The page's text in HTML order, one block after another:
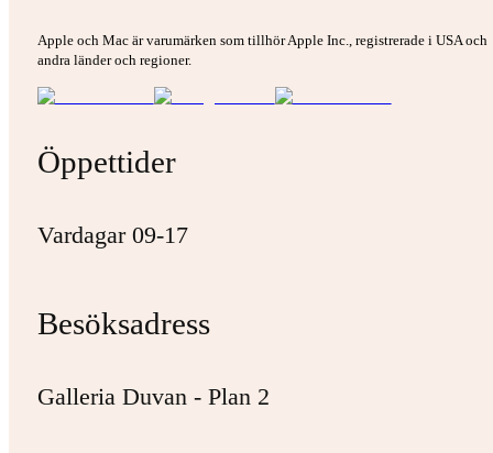
Apple och Mac är varumärken som tillhör Apple Inc., registrerade i USA och
andra länder och regioner.
Öppettider
Vardagar 09-17
Besöksadress
Galleria Duvan - Plan 2